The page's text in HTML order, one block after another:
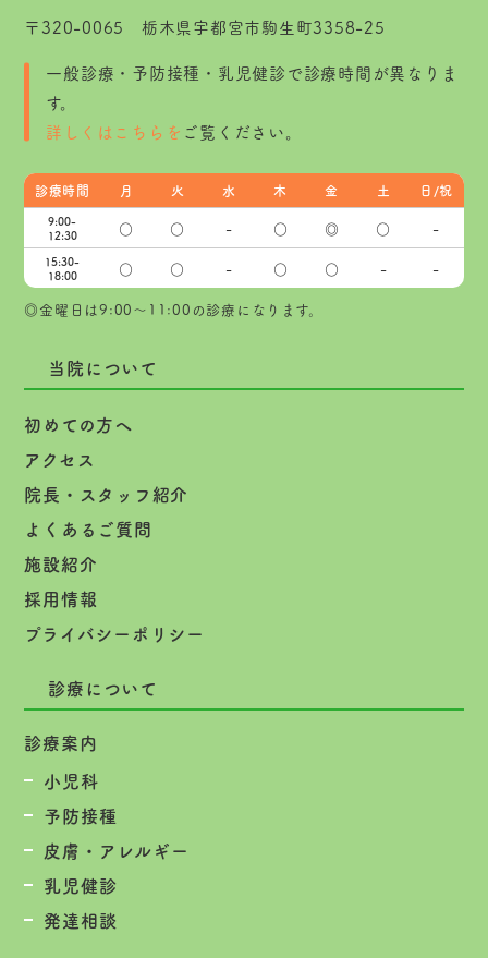
〒320-0065 栃木県宇都宮市駒生町3358-25
一般診療・予防接種・乳児健診で診療時間が異なりま
す。
詳しくはこちらを ご覧ください。
診療時間 月 火 水 木 金 土 日/祝
9:00-
12:30
○ ○ - ○ ◎ ○ -
15:30-
18:00
○ ○ - ○ ○ - -
◎金曜日は9:00～11:00の診療になります。
当院について
初めての方へ
アクセス
院長・スタッフ紹介
よくあるご質問
施設紹介
採用情報
プライバシーポリシー
診療について
診療案内
小児科
予防接種
皮膚・アレルギー
乳児健診
発達相談